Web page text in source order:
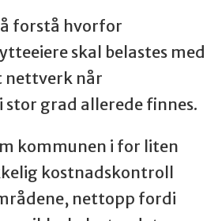
forstå hvorfor
skal belastes med
nettverk når
grad allerede finnes.
kommunen i for liten
kostnadskontroll
nettopp fordi